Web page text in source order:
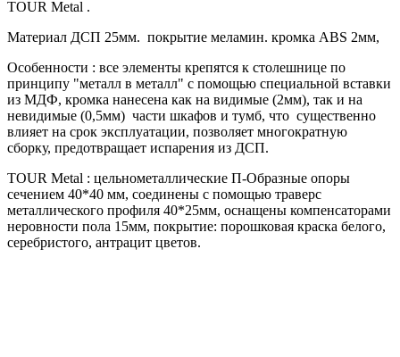
TOUR Metal .
Материал ДСП 25мм. покрытие меламин. кромка ABS 2мм,
Особенности : все элементы крепятся к столешнице по
принципу "металл в металл" с помощью специальной вставки
из МДФ, кромка нанесена как на видимые (2мм), так и на
невидимые (0,5мм) части шкафов и тумб, что существенно
влияет на срок эксплуатации, позволяет многократную
сборку, предотвращает испарения из ДСП.
TOUR Metal : цельнометаллические П-Образные опоры
сечением 40*40 мм, соединены с помощью траверс
металлического профиля 40*25мм, оснащены компенсаторами
неровности пола 15мм, покрытие: порошковая краска белого,
серебристого, антрацит цветов.